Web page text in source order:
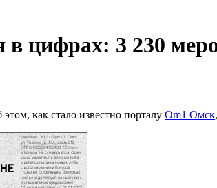
цифрах: 3 230
как стало известно порталу Om1 Омск